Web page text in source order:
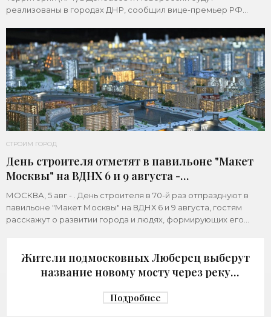
реализованы в городах ДНР, сообщил вице-премьер РФ
СТРОИМ ГОРОД
День строителя отметят в павильоне "Макет
Москвы" на ВДНХ 6 и 9 августа -
«Строительство»
МОСКВА, 5 авг - . День строителя в 70-й раз отпразднуют в
павильоне "Макет Москвы" на ВДНХ 6 и 9 августа, гостям
расскажут о развитии города и людях, формирующих его
Жители подмосковных Люберец выберут
название новому мосту через реку
Подробнее